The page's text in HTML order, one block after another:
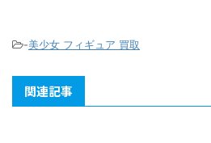
-美少女 フィギュア 買取
関連記事